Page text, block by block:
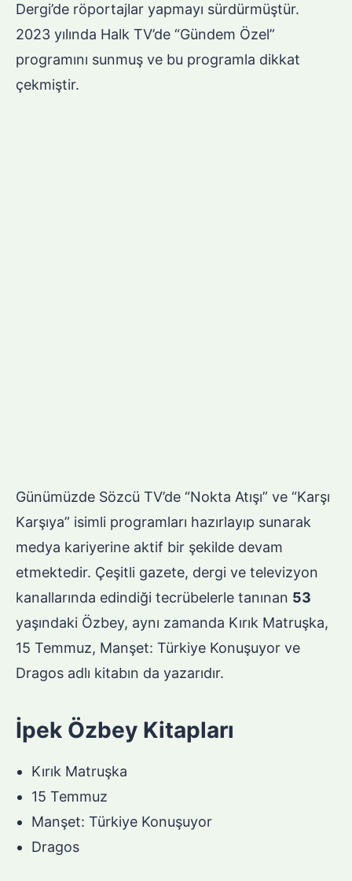
Dergi’de röportajlar yapmayı sürdürmüştür.
2023 yılında Halk TV’de “Gündem Özel”
programını sunmuş ve bu programla dikkat
çekmiştir.
Günümüzde Sözcü TV’de “Nokta Atışı” ve “Karşı
Karşıya” isimli programları hazırlayıp sunarak
medya kariyerine aktif bir şekilde devam
etmektedir. Çeşitli gazete, dergi ve televizyon
kanallarında edindiği tecrübelerle tanınan 53
yaşındaki Özbey, aynı zamanda Kırık Matruşka,
15 Temmuz, Manşet: Türkiye Konuşuyor ve
Dragos adlı kitabın da yazarıdır.
İpek Özbey Kitapları
Kırık Matruşka
15 Temmuz
Manşet: Türkiye Konuşuyor
Dragos